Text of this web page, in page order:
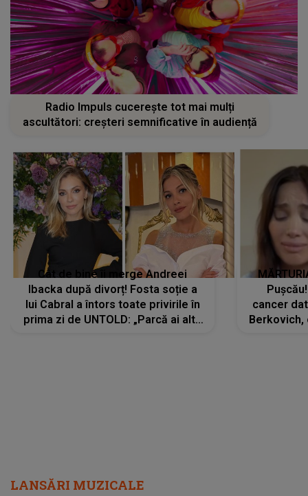
Radio Impuls cucerește tot mai mulți
ascultători: creșteri semnificative în audiență
Cât de bine îi merge Andreei
Ibacka după divorț! Fosta soție a
lui Cabral a întors toate privirile în
prima zi de UNTOLD: „Parcă ai altă
cancer
Berkovich,
LANSĂRI MUZICALE